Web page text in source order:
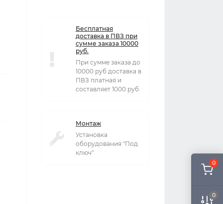
0
0
Бесплатная
доставка в ПВЗ при
сумме заказа 10000
руб.
При сумме заказа до
10000 руб доставка в
ПВЗ платная и
составляет 1000 руб.
Монтаж
Установка
оборудования "Под
ключ"